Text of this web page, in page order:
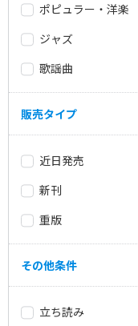
ポピュラー・洋楽
ジャズ
歌謡曲
販売タイプ
近日発売
新刊
重版
その他条件
立ち読み